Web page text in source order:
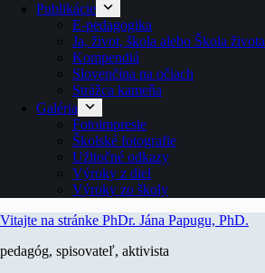
Publikácie
E-pedagogika
Ja, život, škola alebo Škola života
Kompendiá
Slovenčina na očiach
Strážca kameňa
Galéria
Fotoimpresie
Školské fotografie
Užitočné odkazy
Výroky z diel
Výroky zo školy
Vitajte na stránke PhDr. Jána Papugu, PhD.
pedagóg, spisovateľ, aktivista